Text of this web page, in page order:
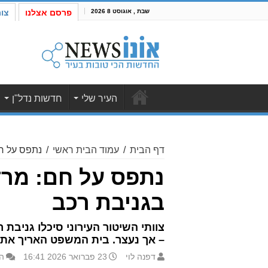
שבת , אוגוסט 8 2026 פרסם אצלנו
העיר שלי חדשות נדל"ן
דף הבית / עמוד הבית ראשי / נתפס על
נתפס על חם:
בגניבת רכב
צוותי השיטור העירוני סיכלו
– אך נעצר. בית המשפט האריך
דפנה לוי 23 פברואר 2026 16:41